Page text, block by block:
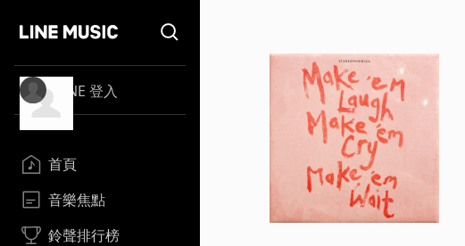
LINE 登入
首頁
音樂焦點
鈴聲排行榜